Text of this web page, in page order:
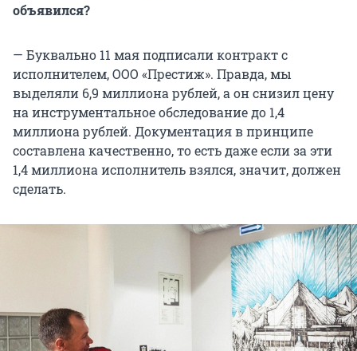
объявился?
— Буквально 11 мая подписали контракт с
исполнителем, ООО «Престиж». Правда, мы
выделяли 6,9 миллиона рублей, а он снизил цену
на инструментальное обследование до 1,4
миллиона рублей. Документация в принципе
составлена качественно, то есть даже если за эти
1,4 миллиона исполнитель взялся, значит, должен
сделать.